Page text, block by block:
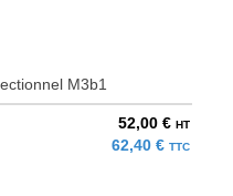
M3b1
52,00 € HT
62,40 € TTC